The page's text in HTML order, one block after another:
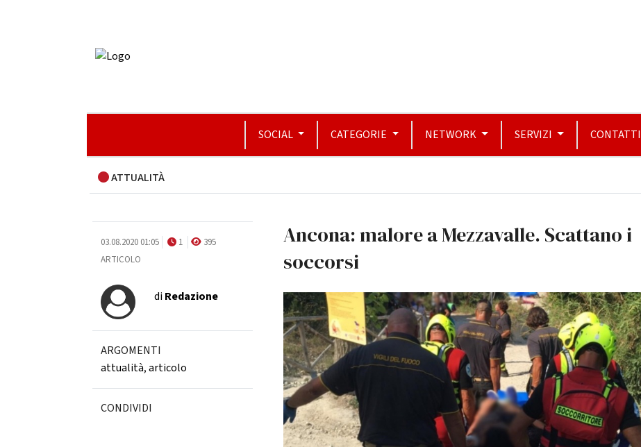
SOCIAL CATEGORIE NETWORK SERVIZI CONTATTI
ATTUALITÀ
03.08.2020 01:05 1
395
ARTICOLO
diRedazione
ARGOMENTI
attualità,articolo
CONDIVIDI
Ancona: malore a Mezzavalle. Scattano i
soccorsi